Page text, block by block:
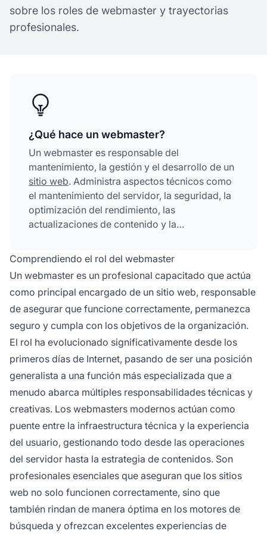
sobre los roles de webmaster y trayectorias
profesionales.
¿Qué hace un webmaster?
Un webmaster es responsable del
mantenimiento, la gestión y el desarrollo de un
sitio web. Administra aspectos técnicos como
el mantenimiento del servidor, la seguridad, la
optimización del rendimiento, las
actualizaciones de contenido y la
los sitios web funcionen sin problemas y
satisfagan las necesidades de los usuarios.
Comprendiendo el rol del webmaster
Un webmaster es un profesional capacitado que actúa
como principal encargado de un sitio web, responsable
de asegurar que funcione correctamente, permanezca
seguro y cumpla con los objetivos de la organización.
El rol ha evolucionado significativamente desde los
primeros días de Internet, pasando de ser una posición
generalista a una función más especializada que a
menudo abarca múltiples responsabilidades técnicas y
creativas. Los webmasters modernos actúan como
puente entre la infraestructura técnica y la experiencia
del usuario, gestionando todo desde las operaciones
del servidor hasta la estrategia de contenidos. Son
profesionales esenciales que aseguran que los sitios
web no solo funcionen correctamente, sino que
también rindan de manera óptima en los motores de
búsqueda y ofrezcan excelentes experiencias de